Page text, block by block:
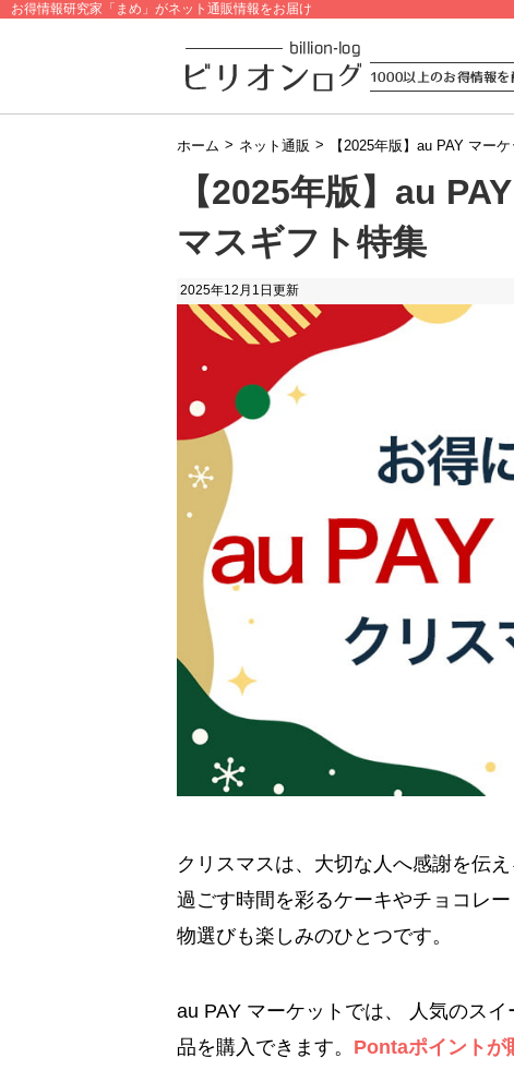
お得情報研究家「まめ」がネット通販情報をお届け
ホーム > ネット通販 > 【2025年版】au PAY マー
【2025年版】au
マスギフト特集
2025年12月1日 更新
クリスマスは、大切な人へ感謝を伝
過ごす時間を彩るケーキやチョコレ
物選びも楽しみのひとつです。
au PAY マーケットでは、 人気のス
品を購入できます。 Pontaポイントが